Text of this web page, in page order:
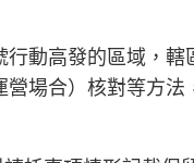
動高發的區域，
場合）核對等方法